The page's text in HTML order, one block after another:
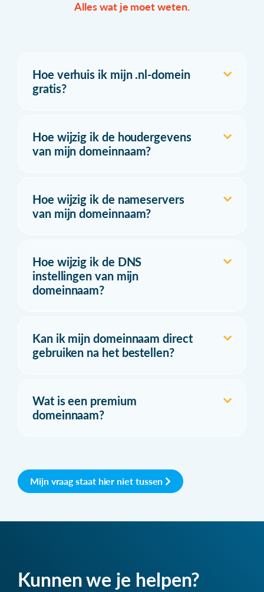
Alles wat je moet weten.
Hoe verhuis ik mijn .nl-domein
gratis?
Hoe wijzig ik de houdergevens
van mijn domeinnaam?
Hoe wijzig ik de nameservers
van mijn domeinnaam?
Hoe wijzig ik de DNS
instellingen van mijn
domeinnaam?
Kan ik mijn domeinnaam direct
gebruiken na het bestellen?
Wat is een premium
domeinnaam?
Mijn vraag staat hier niet tussen
Kunnen we je helpen?